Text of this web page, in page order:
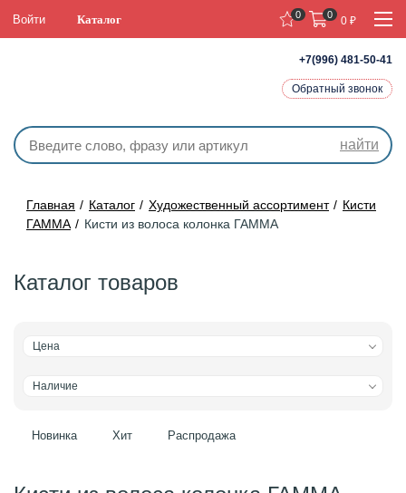
+7(996) 481-50-41
Обратный звонок
Войти Каталог
найти
0 0
0 ₽
Главная Каталог Художественный ассортимент
Кисти
ГАММА
Кисти из волоса колонка ГАММА
Каталог товаров
Цена
Наличие
Новинка Хит Распродажа